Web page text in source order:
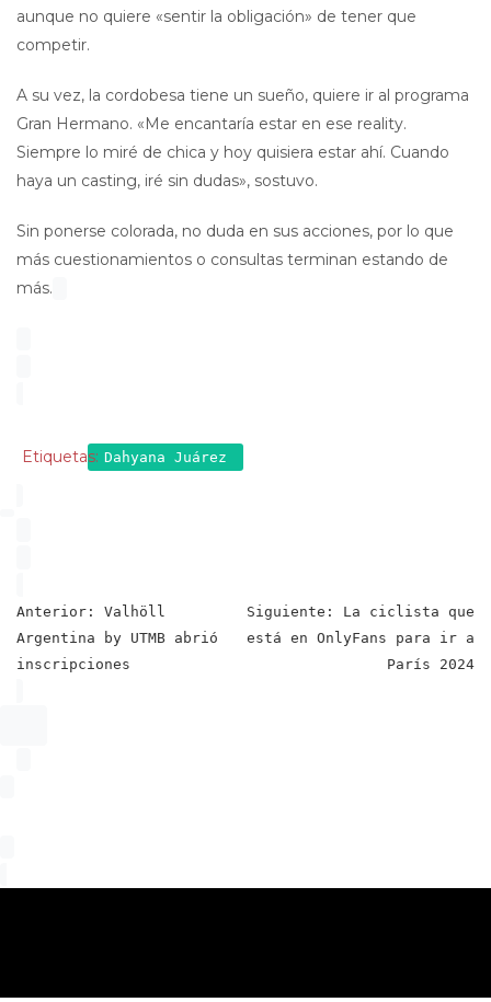
aunque no quiere «sentir la obligación» de tener que
competir.
A su vez, la cordobesa tiene un sueño, quiere ir al programa
Gran Hermano. «Me encantaría estar en ese reality.
Siempre lo miré de chica y hoy quisiera estar ahí. Cuando
haya un casting, iré sin dudas», sostuvo.
Sin ponerse colorada, no duda en sus acciones, por lo que
más cuestionamientos o consultas terminan estando de
más.
Etiquetas: Dahyana Juárez
Navegación
de
Anterior:
Valhöll
Argentina by UTMB abrió
inscripciones
Siguiente:
La ciclista que
está en OnlyFans para ir a
París 2024